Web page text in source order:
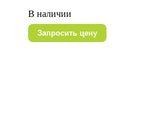
В наличии
Запросить цену